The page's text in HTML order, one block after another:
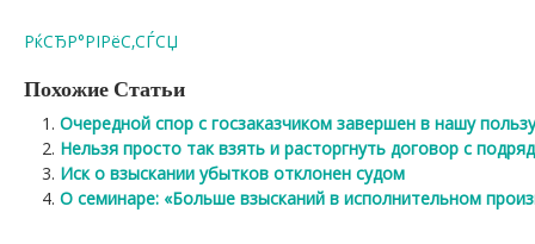
РќСЂР°РІРёС‚СЃСЏ
Похожие Статьи
Очередной спор с госзаказчиком завершен в нашу пользу
Нельзя просто так взять и расторгнуть договор с
Иск о взыскании убытков отклонен судом
О семинаре: «Больше взысканий в исполнительном